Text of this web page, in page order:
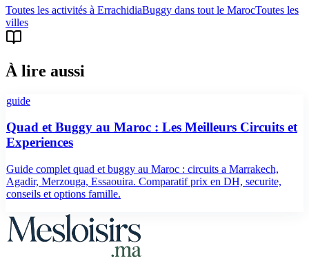
Toutes les activités à ErrachidiaBuggy dans tout le MarocToutes les
villes
À lire aussi
guide
Quad et Buggy au Maroc : Les Meilleurs Circuits et
Experiences
Guide complet quad et buggy au Maroc : circuits a Marrakech,
Agadir, Merzouga, Essaouira. Comparatif prix en DH, securite,
conseils et options famille.